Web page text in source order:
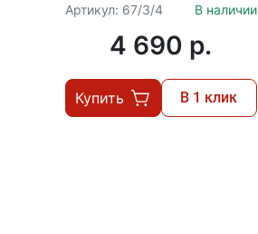
Артикул: 67/3/4 В наличии
4 690 p.
Купить В 1 клик